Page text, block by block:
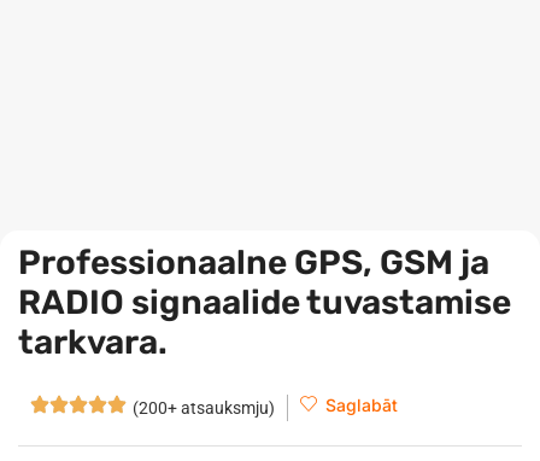
Professionaalne GPS, GSM ja
RADIO signaalide tuvastamise
tarkvara.
(200+ atsauksmju) Saglabāt